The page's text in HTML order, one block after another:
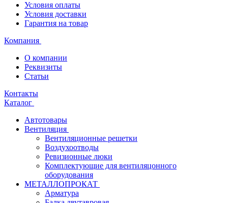
Условия оплаты
Условия доставки
Гарантия на товар
Компания
О компании
Реквизиты
Статьи
Контакты
Каталог
Автотовары
Вентиляция
Вентиляционные решетки
Воздухоотводы
Ревизионные люки
Комплектующие для вентиляцонного
оборудования
МЕТАЛЛОПРОКАТ
Арматура